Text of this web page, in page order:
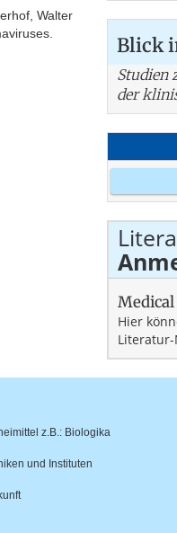
Walter
Blick
Studien
der
Hier
z.B.: Biologika
und Instituten